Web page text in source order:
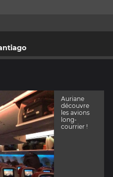
Auriane
découvre
les avions
long-
courrier !